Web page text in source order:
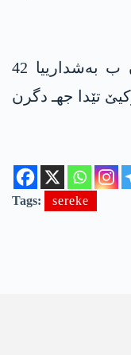
دەستنیشان کر ژی، ئۆپەراسیۆن ب بەشدارییا 42
ترکیێ تێدا جهـ دگرن
Tags: sereke